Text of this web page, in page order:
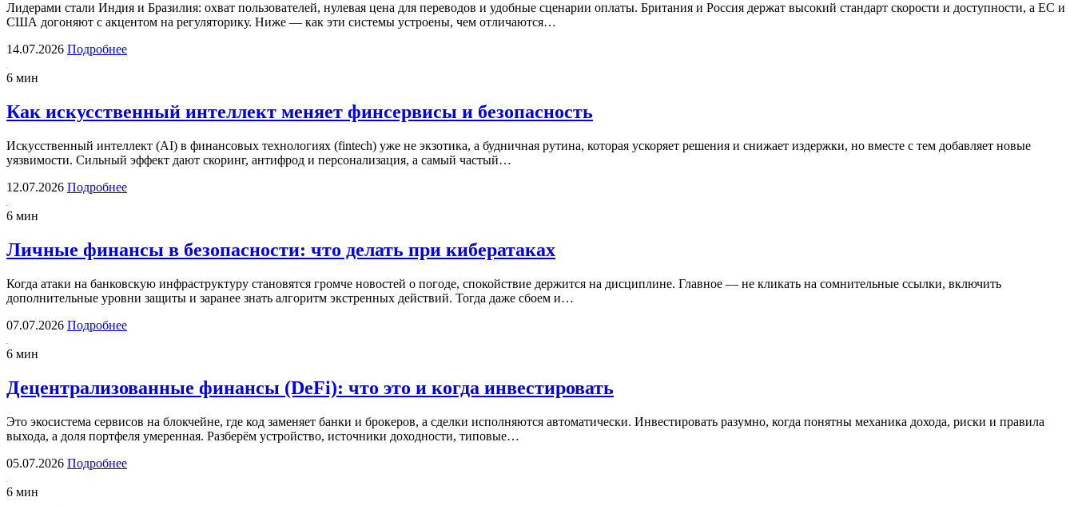
Лидерами стали Индия и Бразилия: охват пользователей, нулевая цена для переводов и удобные сценарии оплаты. Британия и Россия держат высокий стандарт скорости и доступности, а ЕС и
США догоняют с акцентом на регуляторику. Ниже — как эти системы устроены, чем отличаются…
14.07.2026 Подробнее
6 мин
Как искусственный интеллект меняет финсервисы и безопасность
Искусственный интеллект (AI) в финансовых технологиях (fintech) уже не экзотика, а будничная рутина, которая ускоряет решения и снижает издержки, но вместе с тем добавляет новые
уязвимости. Сильный эффект дают скоринг, антифрод и персонализация, а самый частый…
12.07.2026 Подробнее
6 мин
Личные финансы в безопасности: что делать при кибератаках
Когда атаки на банковскую инфраструктуру становятся громче новостей о погоде, спокойствие держится на дисциплине. Главное — не кликать на сомнительные ссылки, включить
дополнительные уровни защиты и заранее знать алгоритм экстренных действий. Тогда даже сбоем и…
07.07.2026 Подробнее
6 мин
Децентрализованные финансы (DeFi): что это и когда инвестировать
Это экосистема сервисов на блокчейне, где код заменяет банки и брокеров, а сделки исполняются автоматически. Инвестировать разумно, когда понятны механика дохода, риски и правила
выхода, а доля портфеля умеренная. Разберём устройство, источники доходности, типовые…
05.07.2026 Подробнее
6 мин